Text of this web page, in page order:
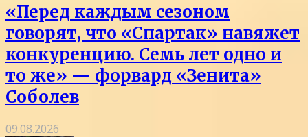
«Перед каждым сезоном
говорят, что «Спартак» навяжет
конкуренцию. Семь лет одно и
то же» — форвард «Зенита»
Соболев
09.08.2026